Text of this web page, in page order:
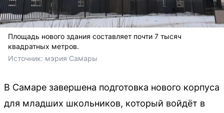
Площадь нового здания составляет почти 7 тысяч
квадратных метров.
Источник: мэрия Самары
В Самаре завершена подготовка нового корпуса
для младших школьников, который войдёт в